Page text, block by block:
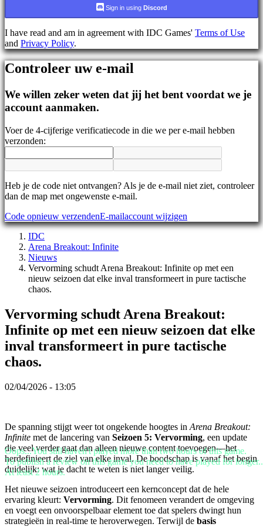
BS
DA
DE
EL
EN
FI
FR
HR
JA
KO
PL
PT
RO
SR
SV
De
game
De
game
In-
Media
Handleidingen
Forums
Sign in using Discord
I have read and am in agreement with IDC Games' Terms of Use
and Privacy Policy.
Controleer uw e-mail
We willen zeker weten dat jij het bent voordat we je
account aanmaken.
Voer de 4-cijferige verificatiecode in die we per e-mail hebben
verzonden:
Heb je de code niet ontvangen? Als je de e-mail niet ziet, controleer
dan de map met ongewenste e-mail.
Code opnieuw verzendenE-mailaccount wijzigen
IDC
Arena Breakout: Infinite
Nieuws
Vervorming schudt Arena Breakout: Infinite op met een
nieuw seizoen dat elke inval transformeert in pure tactische
chaos.
Vervorming schudt Arena Breakout:
Infinite op met een nieuw seizoen dat elke
inval transformeert in pure tactische
chaos.
02/04/2026 - 13:05
De spanning stijgt weer tot ongekende hoogtes in Arena Breakout:
Infinite met de lancering van Seizoen 5: Vervorming, een update
die veel verder gaat dan alleen nieuwe content toevoegen—het
herdefinieert de ziel van elke inval. De boodschap is vanaf het begin
duidelijk: wat je dacht te weten is niet langer veilig.
Het nieuwe seizoen introduceert een kernconcept dat de hele
ervaring kleurt: Vervorming. Dit fenomeen verandert de omgeving
en voegt een onvoorspelbaar element toe dat spelers dwingt hun
strategieën in real-time te heroverwegen. Terwijl de basis
Oops...You still haven't played more than two hours of this game.
To publish a review on this game you need to have played for
At least 2 hours.